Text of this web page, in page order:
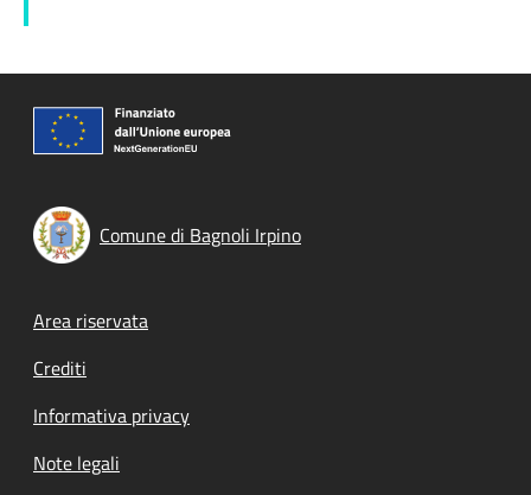
Comune di Bagnoli Irpino
Footer menu
Area riservata
Crediti
Informativa privacy
Note legali